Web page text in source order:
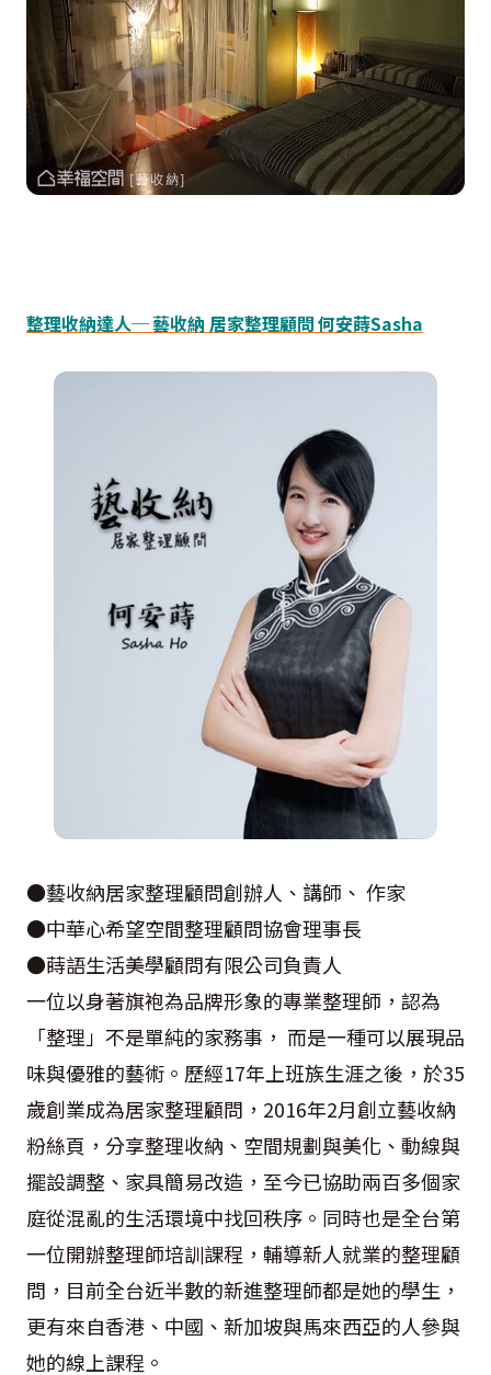
整理收納達人─ 藝收納 居家整理顧問 何安蒔Sasha
●藝收納居家整理顧問創辦人、講師、 作家
●中華心希望空間整理顧問協會理事長
●蒔語生活美學顧問有限公司負責人
一位以身著旗袍為品牌形象的專業整理師，認為
「整理」不是單純的家務事， 而是一種可以展現品
味與優雅的藝術。歷經17年上班族生涯之後，於35
歲創業成為居家整理顧問，2016年2月創立藝收納
粉絲頁，分享整理收納、空間規劃與美化、動線與
擺設調整、家具簡易改造，至今已協助兩百多個家
庭從混亂的生活環境中找回秩序。同時也是全台第
一位開辦整理師培訓課程，輔導新人就業的整理顧
問，目前全台近半數的新進整理師都是她的學生，
更有來自香港、中國、新加坡與馬來西亞的人參與
她的線上課程。